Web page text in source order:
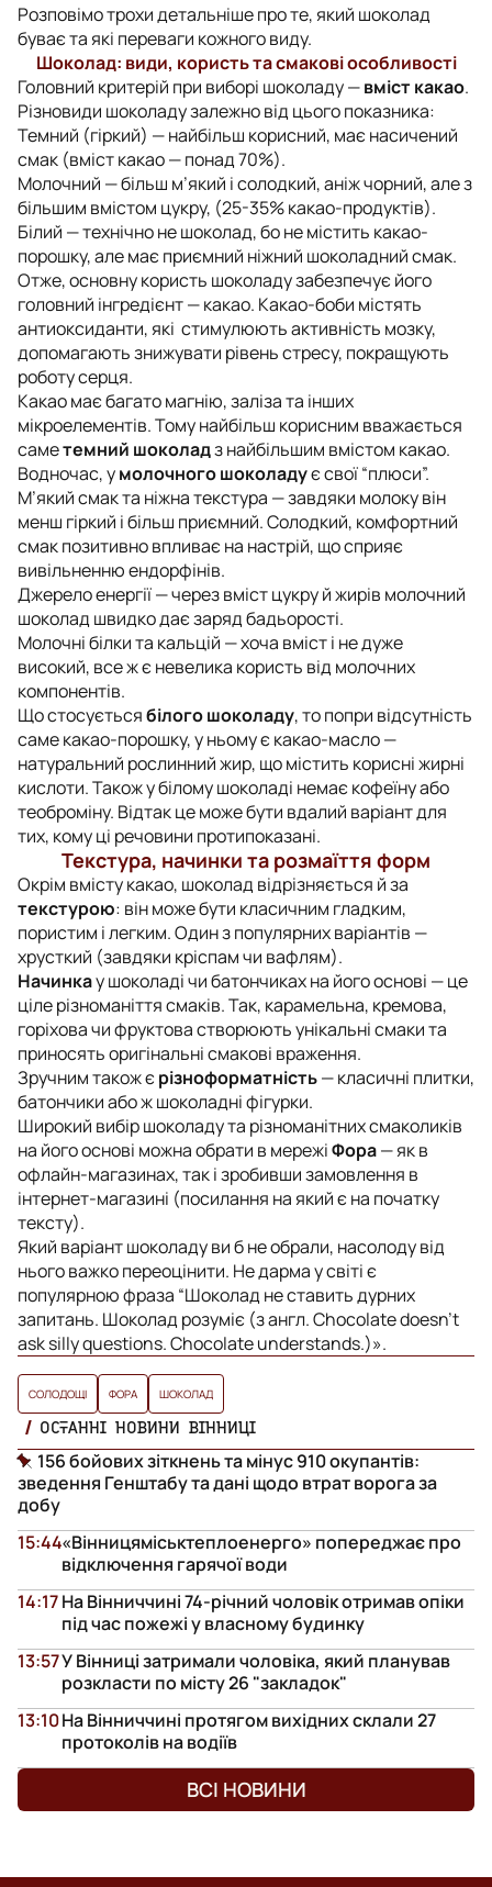
Розповімо трохи детальніше про те, який шоколад
буває та які переваги кожного виду.
Шоколад: види, користь та смакові особливості
Головний критерій при виборі шоколаду —вміст какао.
Різновиди шоколаду залежно від цього показника:
Темний (гіркий) — найбільш корисний, має насичений
смак (вміст какао — понад 70%).
Молочний — більш м’який і солодкий, аніж чорний, але з
більшим вмістом цукру, (25-35% какао-продуктів).
Білий — технічно не шоколад, бо не містить какао-
порошку, але має приємний ніжний шоколадний смак.
Отже, основну користь шоколаду забезпечує його
головний інгредієнт — какао. Какао-боби містять
антиоксиданти, які стимулюють активність мозку,
допомагають знижувати рівень стресу, покращують
роботу серця.
Какао має багато магнію, заліза та інших
мікроелементів. Тому найбільш корисним вважається
саметемний шоколадз найбільшим вмістом какао.
Водночас, умолочного шоколадує свої “плюси”.
М’який смак та ніжна текстура — завдяки молоку він
менш гіркий і більш приємний. Солодкий, комфортний
смак позитивно впливає на настрій, що сприяє
вивільненню ендорфінів.
Джерело енергії — через вміст цукру й жирів молочний
шоколад швидко дає заряд бадьорості.
Молочні білки та кальцій — хоча вміст і не дуже
високий, все ж є невелика користь від молочних
компонентів.
Що стосуєтьсябілого шоколаду, то попри відсутність
саме какао-порошку, у ньому є какао-масло —
натуральний рослинний жир, що містить корисні жирні
кислоти. Також у білому шоколаді немає кофеїну або
теоброміну. Відтак це може бути вдалий варіант для
тих, кому ці речовини протипоказані.
Текстура, начинки та розмаїття форм
Окрім вмісту какао, шоколад відрізняється й за
текстурою: він може бути класичним гладким,
пористим і легким. Один з популярних варіантів —
хрусткий (завдяки кріспам чи вафлям).
Начинкау шоколаді чи батончиках на його основі — це
ціле різноманіття смаків. Так, карамельна, кремова,
горіхова чи фруктова створюють унікальні смаки та
приносять оригінальні смакові враження.
Зручним також єрізноформатність— класичні плитки,
батончики або ж шоколадні фігурки.
Широкий вибір шоколаду та різноманітних смаколиків
на його основі можна обрати в мережіФора— як в
офлайн-магазинах, так і зробивши замовлення в
інтернет-магазині (посилання на який є на початку
тексту).
Який варіант шоколаду ви б не обрали, насолоду від
нього важко переоцінити. Не дарма у світі є
популярною фраза “Шоколад не ставить дурних
запитань. Шоколад розуміє (з англ.Chocolate doesn’t
ask silly questions. Chocolate understands.)».
СОЛОДОЩІ ФОРА ШОКОЛАД
ОСТАННІ НОВИНИ ВІННИЦІ
156 бойових зіткнень та мінус 910 окупантів:
зведення Генштабу та дані щодо втрат ворога за
добу
«Вінницяміськтеплоенерго» попереджає про
відключення гарячої води
15:44
На Вінниччині 74-річний чоловік отримав опіки
під час пожежі у власному будинку
14:17
У Вінниці затримали чоловіка, який планував
розкласти по місту 26 "закладок"
13:57
На Вінниччині протягом вихідних склали 27
протоколів на водіїв
13:10
ВСІ НОВИНИ